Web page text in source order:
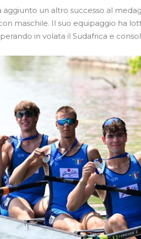
aggiunto un altro successo al
maschile. Il suo equipaggio ha
in volata il Sudafrica e